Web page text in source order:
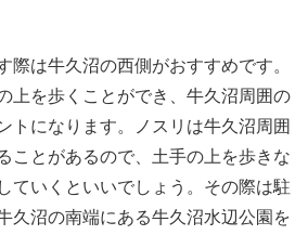
際は牛久沼の西側がおすすめです。
上を歩くことができ、牛久沼周囲の
トになります。ノスリは牛久沼周囲
ことがあるので、土手の上を歩きな
ていくといいでしょう。その際は駐
久沼の南端にある牛久沼水辺公園を